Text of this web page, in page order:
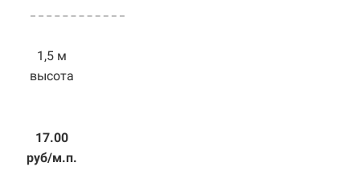
1,5 м
высота
17.00
руб/м.п.